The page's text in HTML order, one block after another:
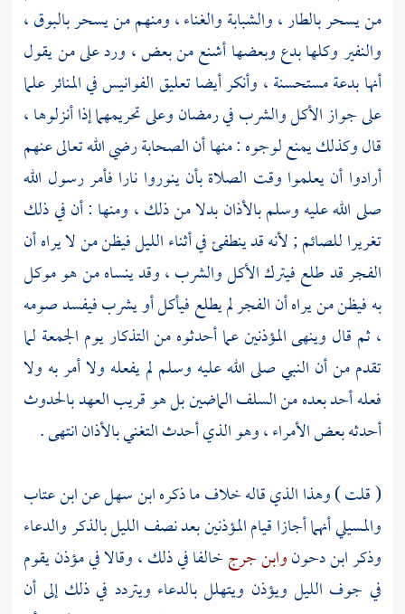
من يسحر بالطار ، والشبابة والغناء ، ومنهم من يسحر بالبوق ،
والنفير وكلها بدع وبعضها أشنع من بعض ، ورد على من يقول
أنها بدعة مستحسنة ، وأنكر أيضا تعليق الفوانيس في المنائر علما
على جواز الأكل والشرب في رمضان وعلى تحريمهما إذا أنزلوها ،
قال وكذلك يمنع لوجوه : منها أن الصحابة رضي الله تعالى عنهم
أرادوا أن يعلموا وقت الصلاة بأن ينوروا نارا فأمر رسول الله
صلى الله عليه وسلم بالأذان بدلا من ذلك ، ومنها : أن في ذلك
تغريرا للصائم ; لأنه قد ينطفئ في أثناء الليل فيظن من لا يراه أن
الفجر قد طلع فيترك الأكل والشرب ، وقد ينساه من هو موكل
به فيظن من يراه أن الفجر لم يطلع فيأكل أو يشرب فيفسد صومه
، ثم قال وينهى المؤذنين عما أحدثوه من التذكار يوم الجمعة لما
تقدم من أن النبي صلى الله عليه وسلم لم يفعله ولا أمر به ولا
فعله أحد بعده من السلف الماضين بل هو قريب العهد بالحدوث
أحدثه بعض الأمراء ، وهو الذي أحدث التغني بالأذان انتهى .
(قلت) وهذا الذي قاله خلاف ما ذكرهابن سهلعنابن عتاب
والمسيليأنهما أجازا قيام المؤذنين بعد نصف الليل بالذكر والدعاء
وذكرابن دحونوابن جرجخالفا في ذلك ، وقالا في مؤذن يقوم
في جوف الليل ويؤذن ويتهلل بالدعاء ويتردد في ذلك إلى أن